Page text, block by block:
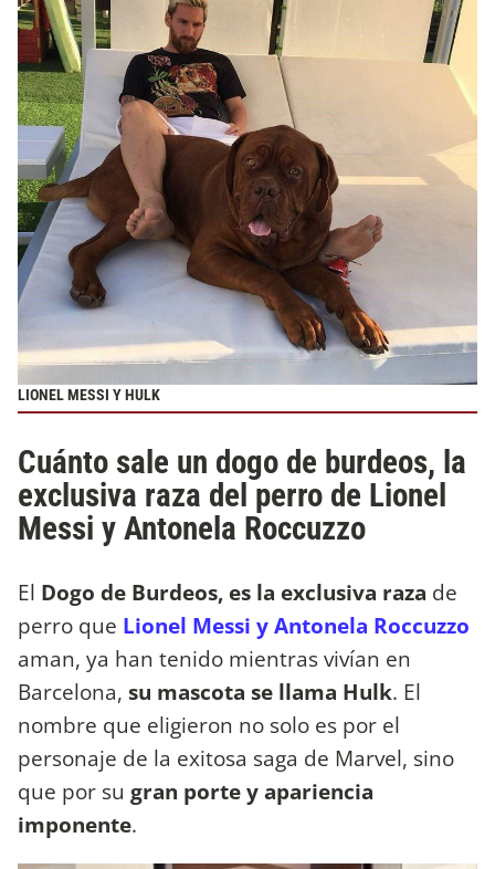
LIONEL MESSI Y HULK
Cuánto sale un dogo de burdeos, la
exclusiva raza del perro de Lionel
Messi y Antonela Roccuzzo
El Dogo de Burdeos, es la exclusiva raza de
perro que Lionel Messi y Antonela Roccuzzo
aman, ya han tenido mientras vivían en
Barcelona, su mascota se llama Hulk. El
nombre que eligieron no solo es por el
personaje de la exitosa saga de Marvel, sino
que por su gran porte y apariencia
imponente.